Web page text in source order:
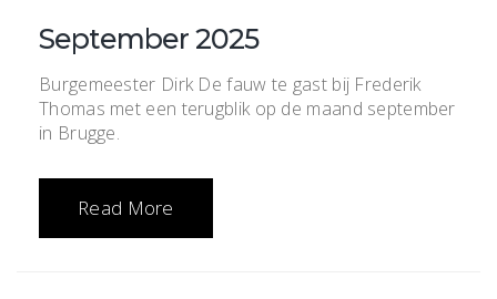
September 2025
Burgemeester Dirk De fauw te gast bij Frederik
Thomas met een terugblik op de maand september
in Brugge.
Read More